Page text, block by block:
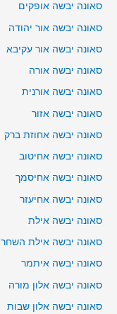
סאונה יבשה אופקים
סאונה יבשה אור יהודה
סאונה יבשה אור עקיבא
סאונה יבשה אורה
סאונה יבשה אורנית
סאונה יבשה אזור
סאונה יבשה אחוזת ברק
סאונה יבשה אחיטוב
סאונה יבשה אחיסמך
סאונה יבשה אחיעזר
סאונה יבשה אילת
סאונה יבשה אילת השחר
סאונה יבשה איתמר
סאונה יבשה אלון מורה
סאונה יבשה אלון שבות